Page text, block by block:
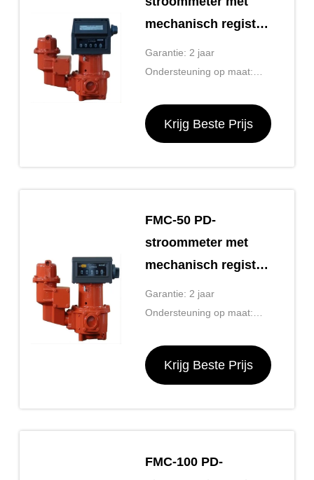
mechanisch register,
strainer en
luchtverwijder en
Garantie: 2 jaar
Ondersteuning op maat:
Krijg Beste Prijs
FMC-50 PD-
stroommeter met
mechanisch register,
strainer en
luchtverwijder
Garantie: 2 jaar
Ondersteuning op maat:
Krijg Beste Prijs
FMC-100 PD-